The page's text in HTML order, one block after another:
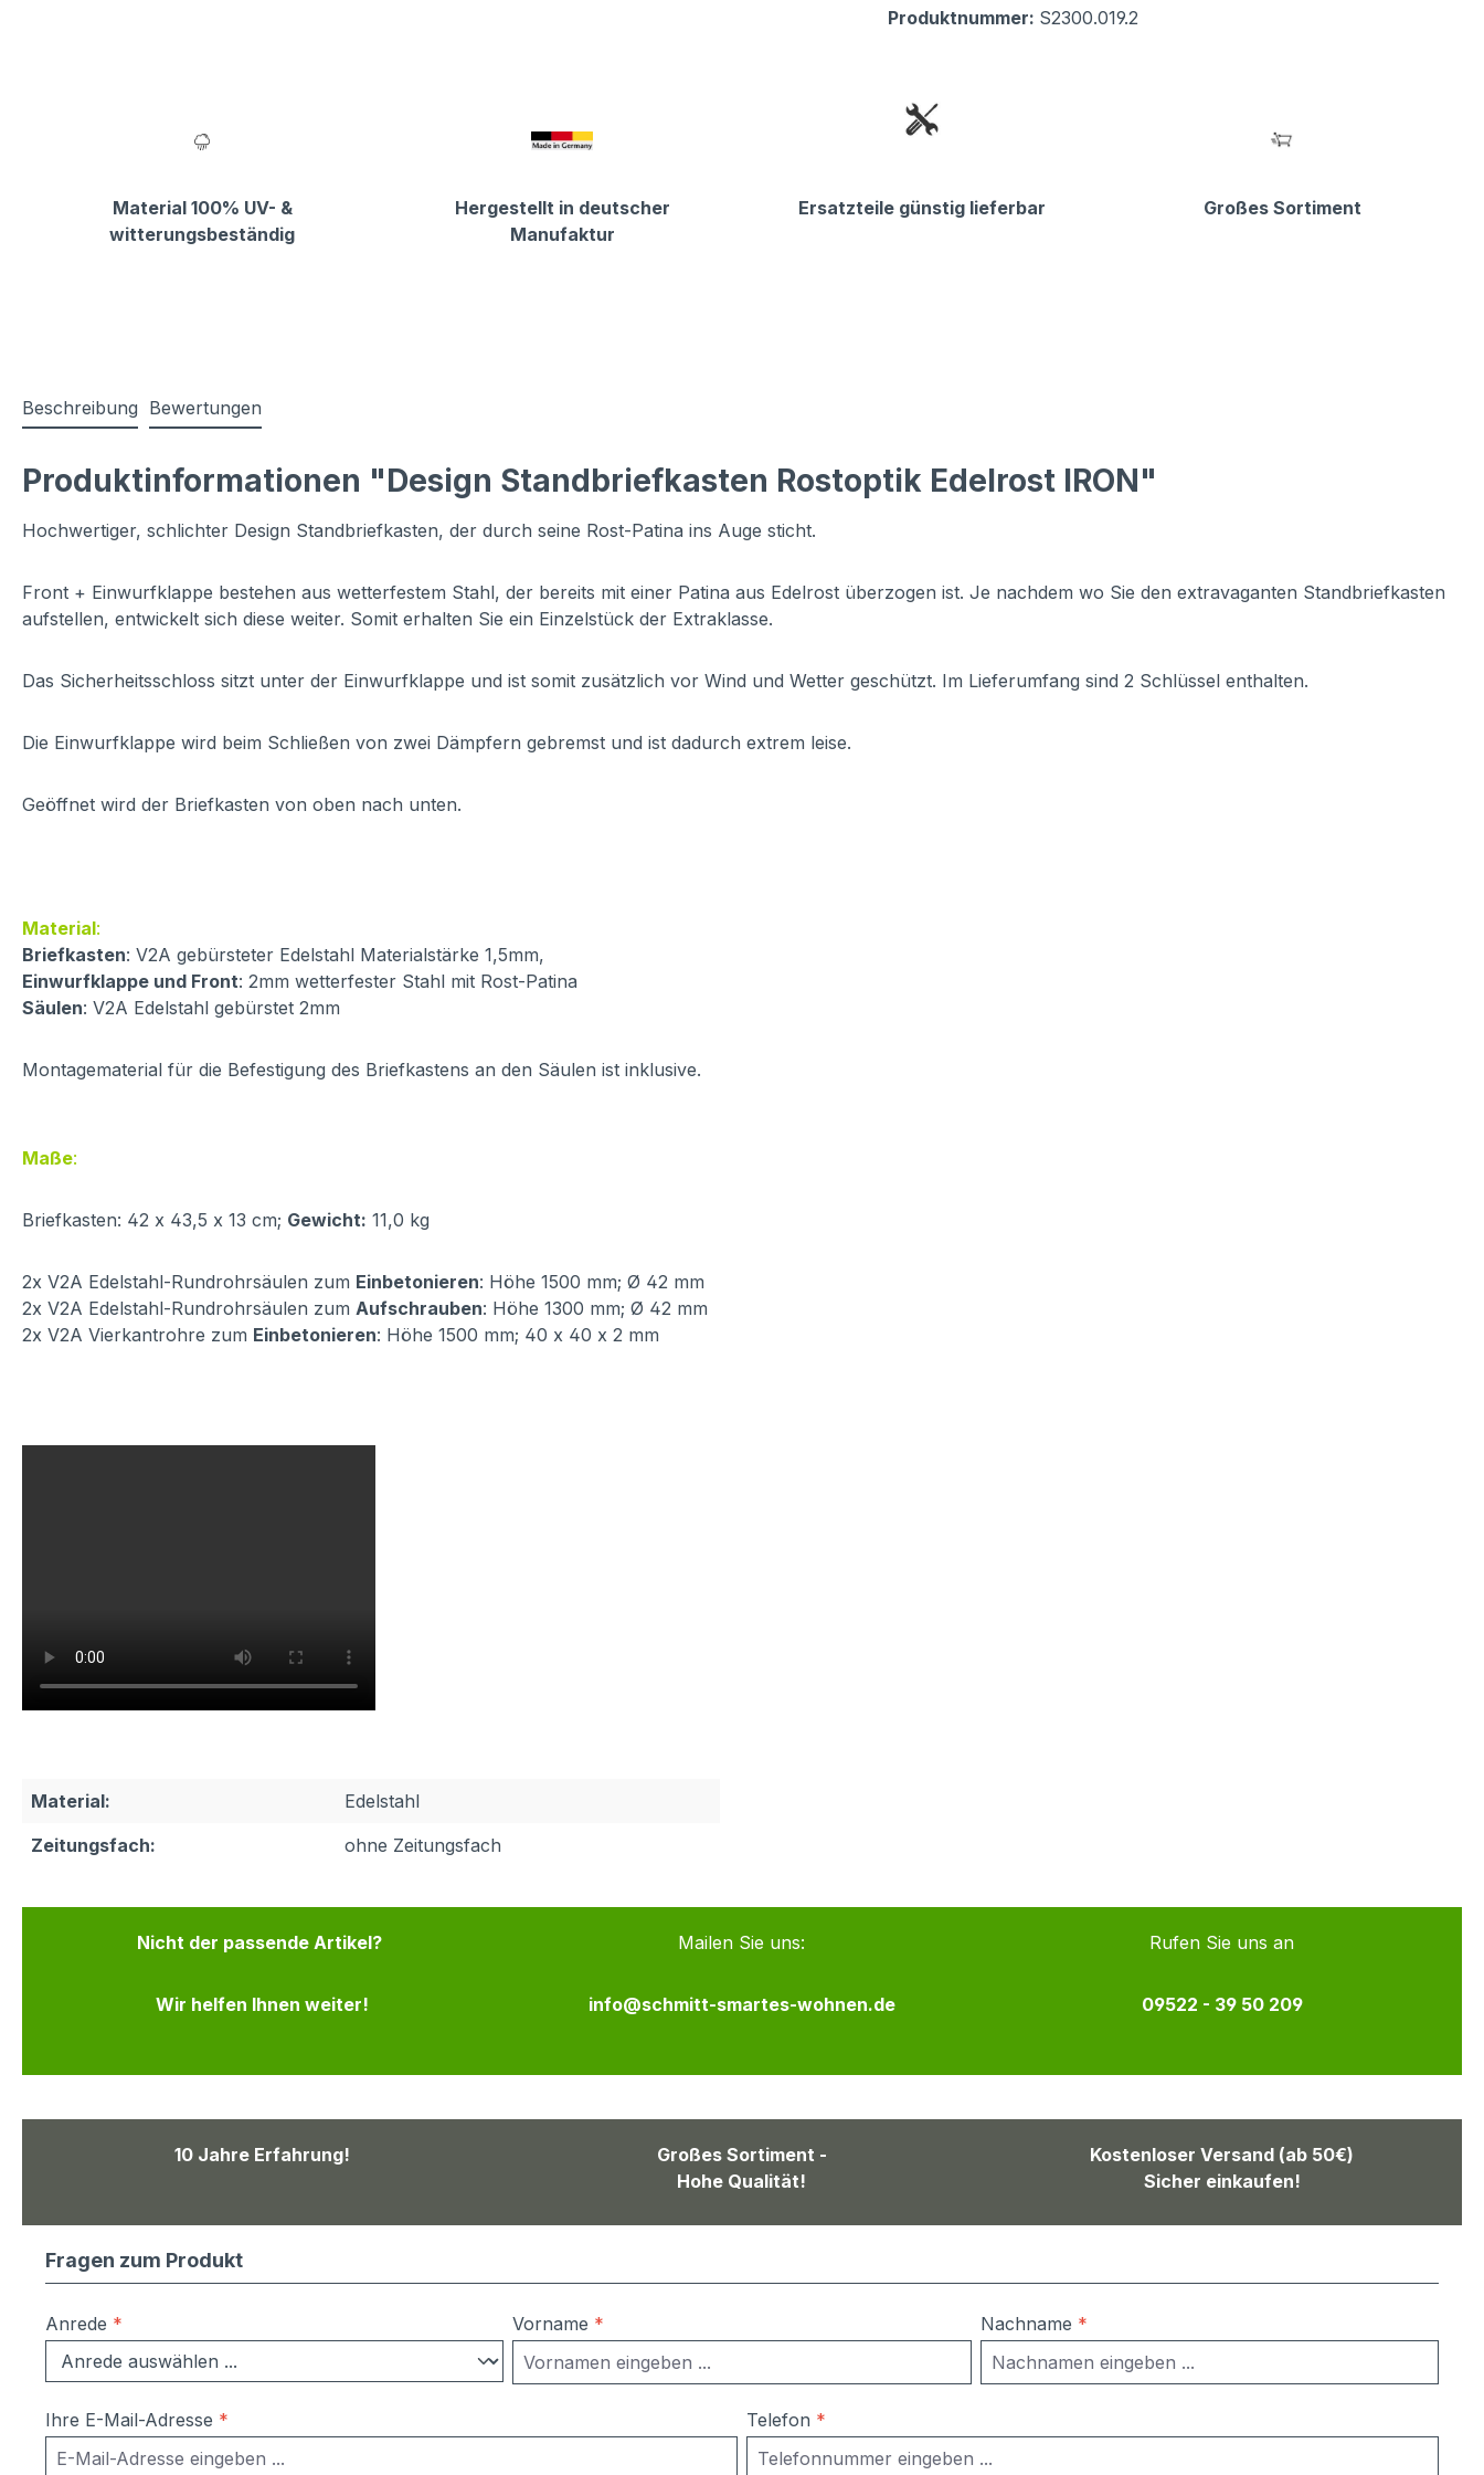
Produktnummer: S2300.019.2
Material 100% UV- &
witterungsbeständig
Hergestellt in deutscher
Manufaktur
Ersatzteile günstig lieferbar Großes Sortiment
Beschreibung Bewertungen
Produktinformationen "Design Standbriefkasten Rostoptik Edelrost IRON"
Hochwertiger, schlichter Design Standbriefkasten, der durch seine Rost-Patina ins Auge sticht.
Front + Einwurfklappe bestehen aus wetterfestem Stahl, der bereits mit einer Patina aus Edelrost überzogen ist. Je nachdem wo Sie den extravaganten Standbriefkasten
aufstellen, entwickelt sich diese weiter. Somit erhalten Sie ein Einzelstück der Extraklasse.
Das Sicherheitsschloss sitzt unter der Einwurfklappe und ist somit zusätzlich vor Wind und Wetter geschützt. Im Lieferumfang sind 2 Schlüssel enthalten.
Die Einwurfklappe wird beim Schließen von zwei Dämpfern gebremst und ist dadurch extrem leise.
Geöffnet wird der Briefkasten von oben nach unten.
Material:
Briefkasten: V2A gebürsteter Edelstahl Materialstärke 1,5mm,
Einwurfklappe und Front: 2mm wetterfester Stahl mit Rost-Patina
Säulen: V2A Edelstahl gebürstet 2mm
Montagematerial für die Befestigung des Briefkastens an den Säulen ist inklusive.
Maße:
Briefkasten: 42 x 43,5 x 13 cm; Gewicht: 11,0 kg
2x V2A Edelstahl-Rundrohrsäulen zum Einbetonieren: Höhe 1500 mm; Ø 42 mm
2x V2A Edelstahl-Rundrohrsäulen zum Aufschrauben: Höhe 1300 mm; Ø 42 mm
2x V2A Vierkantrohre zum Einbetonieren: Höhe 1500 mm; 40 x 40 x 2 mm
Material:
Edelstahl
Zeitungsfach:
ohne Zeitungsfach
Nicht der passende Artikel?
Wir helfen Ihnen weiter!
Mailen Sie uns:
info@schmitt-smartes-wohnen.de
Rufen Sie uns an
09522 - 39 50 209
10 Jahre Erfahrung!
Großes Sortiment -
Hohe Qualität!
Kostenloser Versand (ab 50€)
Sicher einkaufen!
Fragen zum Produkt
Anrede * Vorname * Nachname *
Ihre E-Mail-Adresse * Telefon *